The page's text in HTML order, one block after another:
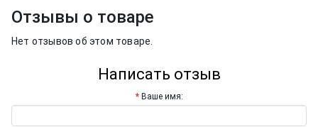
Отзывы о товаре
Нет отзывов об этом товаре.
Написать отзыв
Ваше имя: